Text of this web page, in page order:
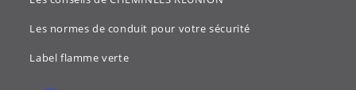
Les normes de conduit pour votre sécurité
Label flamme verte